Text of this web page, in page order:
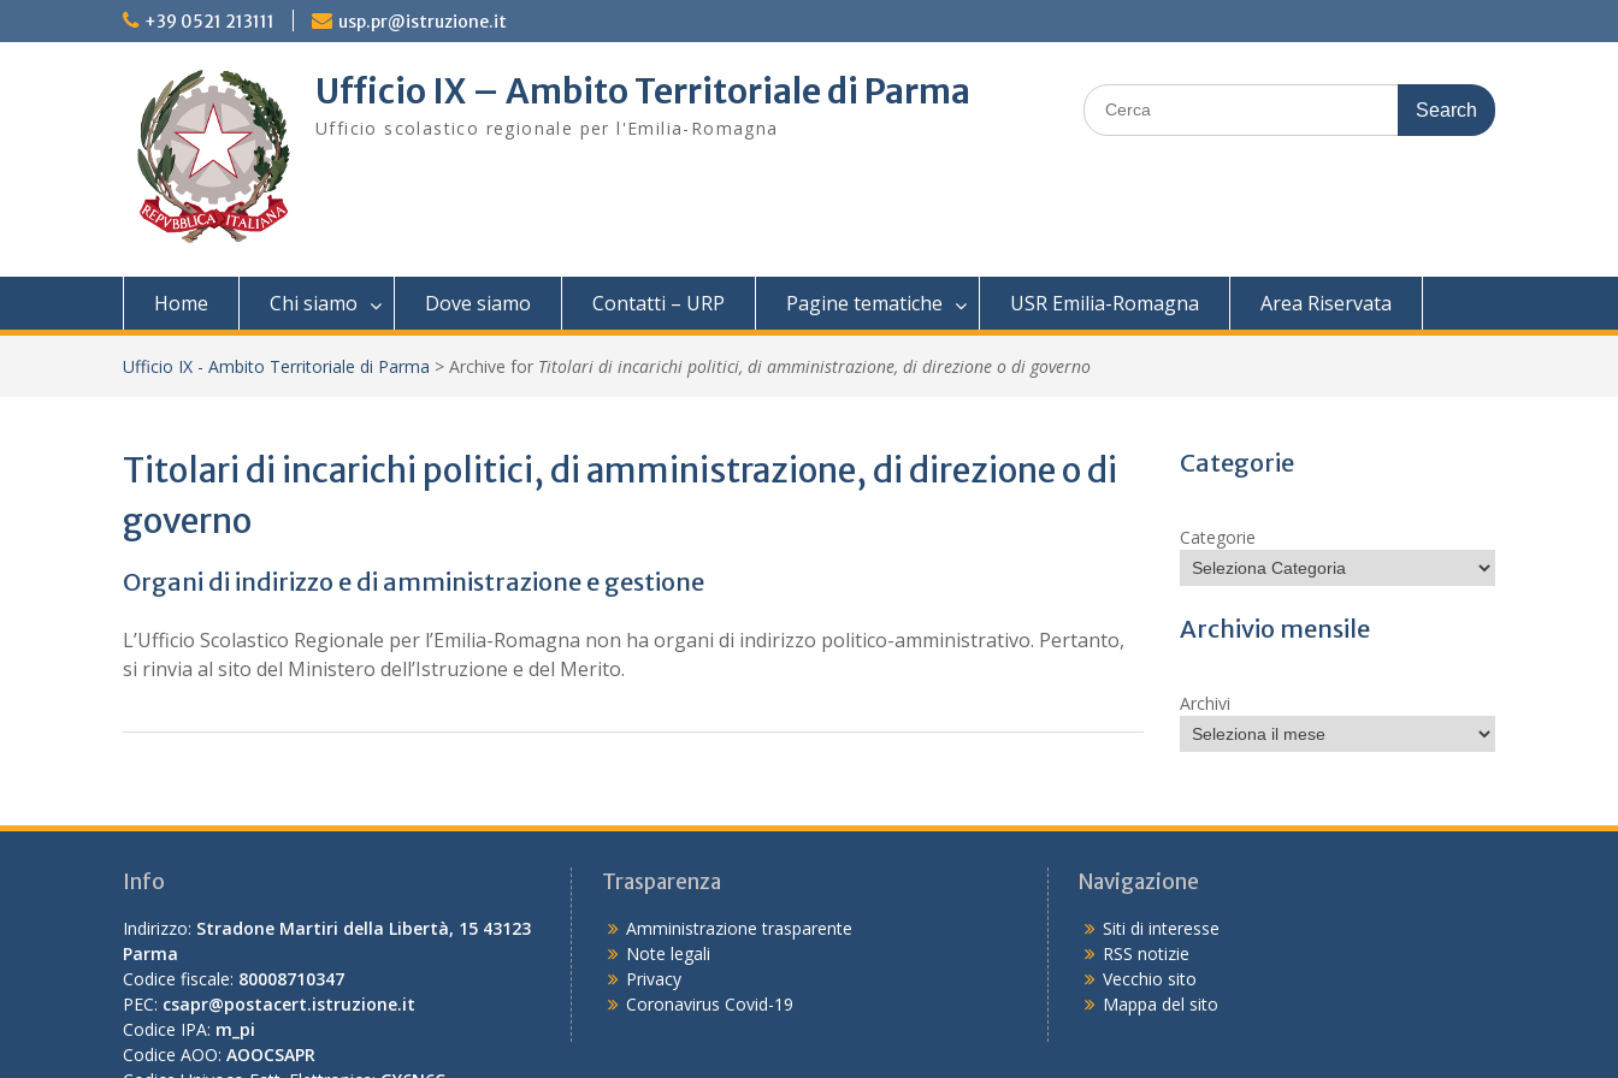
to
+39 0521 213111 usp.pr@istruzione.it
Ufficio IX – Ambito Territoriale di Parma
Ufficio scolastico regionale per l'Emilia-Romagna
Search
for:
Home Chi siamo Dove siamo Contatti – URP Pagine tematiche USR Emilia-Romagna Area Riservata
Ufficio IX - Ambito Territoriale di Parma > Archive for Titolari di incarichi politici, di amministrazione, di direzione o di governo
Titolari di incarichi politici, di amministrazione, di direzione o di
governo
Organi di indirizzo e di amministrazione e gestione
L’Ufficio Scolastico Regionale per l’Emilia-Romagna non ha organi di indirizzo politico-amministrativo. Pertanto,
si rinvia al sito del Ministero dell’Istruzione e del Merito.
Categorie
Categorie
Archivio mensile
Archivi
Info
Indirizzo: Stradone Martiri della Libertà, 15 43123
Parma
Codice fiscale: 80008710347
PEC: csapr@postacert.istruzione.it
Codice IPA: m_pi
Codice AOO: AOOCSAPR
Trasparenza
Amministrazione trasparente
Note legali
Privacy
Coronavirus Covid-19
Navigazione
Siti di interesse
RSS notizie
Vecchio sito
Mappa del sito